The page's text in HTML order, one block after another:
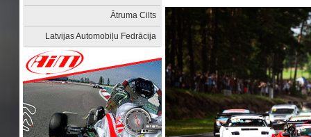
Ātruma Cilts
Latvijas Automobiļu Fedrācija